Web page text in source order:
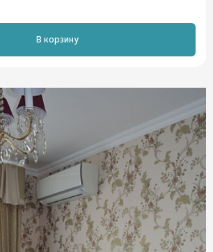
В корзину